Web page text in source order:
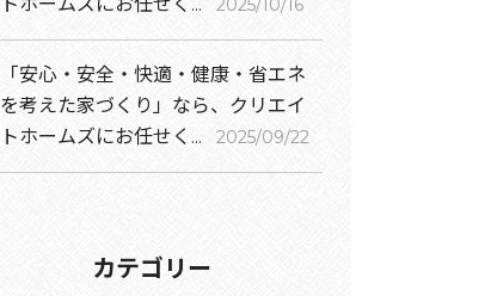
2025/10/16
「安心・安全・快適・健康・省エネ
を考えた家づくり」なら、クリエイ
トホームズにお任せく...
2025/09/22
カテゴリー